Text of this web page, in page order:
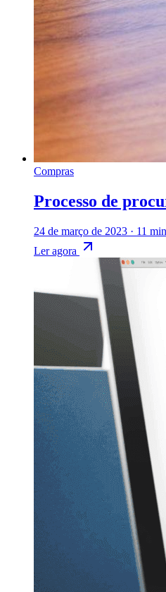
Compras
Processo de
24 de março de 2023 · 11
Ler agora